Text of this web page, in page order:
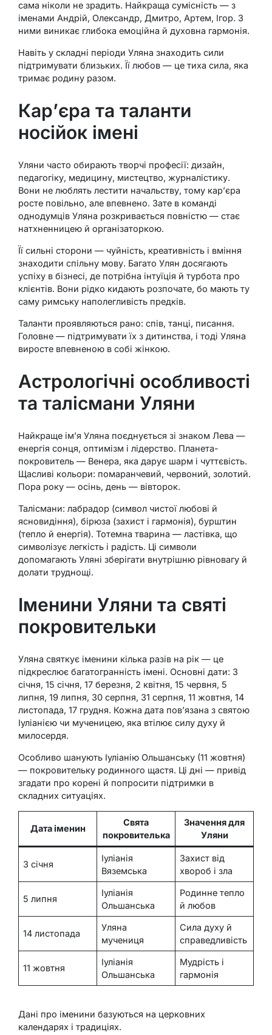
сама ніколи не зрадить. Найкраща сумісність — з
іменами Андрій, Олександр, Дмитро, Артем, Ігор. З
ними виникає глибока емоційна й духовна гармонія.
Навіть у складні періоди Уляна знаходить сили
підтримувати близьких. Її любов — це тиха сила, яка
тримає родину разом.
Кар’єра та таланти
носійок імені
Уляни часто обирають творчі професії: дизайн,
педагогіку, медицину, мистецтво, журналістику.
Вони не люблять лестити начальству, тому кар’єра
росте повільно, але впевнено. Зате в команді
однодумців Уляна розкривається повністю — стає
натхненницею й організаторкою.
Її сильні сторони — чуйність, креативність і вміння
знаходити спільну мову. Багато Улян досягають
успіху в бізнесі, де потрібна інтуїція й турбота про
клієнтів. Вони рідко кидають розпочате, бо мають ту
саму римську наполегливість предків.
Таланти проявляються рано: спів, танці, писання.
Головне — підтримувати їх з дитинства, і тоді Уляна
виросте впевненою в собі жінкою.
Астрологічні особливості
та талісмани Уляни
Найкраще ім’я Уляна поєднується зі знаком Лева —
енергія сонця, оптимізм і лідерство. Планета-
покровитель — Венера, яка дарує шарм і чуттєвість.
Щасливі кольори: помаранчевий, червоний, золотий.
Пора року — осінь, день — вівторок.
Талісмани: лабрадор (символ чистої любові й
ясновидіння), бірюза (захист і гармонія), бурштин
(тепло й енергія). Тотемна тварина — ластівка, що
символізує легкість і радість. Ці символи
допомагають Уляні зберігати внутрішню рівновагу й
долати труднощі.
Іменини Уляни та святі
покровительки
Уляна святкує іменини кілька разів на рік — це
підкреслює багатогранність імені. Основні дати: 3
січня, 15 січня, 17 березня, 2 квітня, 15 червня, 5
липня, 19 липня, 30 серпня, 31 серпня, 11 жовтня, 14
листопада, 17 грудня. Кожна дата пов’язана з святою
Іуліанією чи мученицею, яка втілює силу духу й
милосердя.
Особливо шанують Іуліанію Ольшанську (11 жовтня)
— покровительку родинного щастя. Ці дні — привід
згадати про корені й попросити підтримки в
складних ситуаціях.
Дата іменин
Свята
покровителька
Значення для
Уляни
3 січня
Іуліанія
Вяземська
Захист від
хвороб і зла
5 липня
Іуліанія
Ольшанська
Родинне тепло
й любов
14 листопада
Уляна
мучениця
Сила духу й
справедливість
11 жовтня
Іуліанія
Ольшанська
Мудрість і
гармонія
Дані про іменини базуються на церковних
календарях і традиціях.